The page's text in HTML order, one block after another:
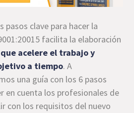
pasos clave para hacer la
facilita la elaboración
acelere el trabajo y
a tiempo. A
una guía con los 6 pasos
en cuenta los profesionales de
con los requisitos del nuevo